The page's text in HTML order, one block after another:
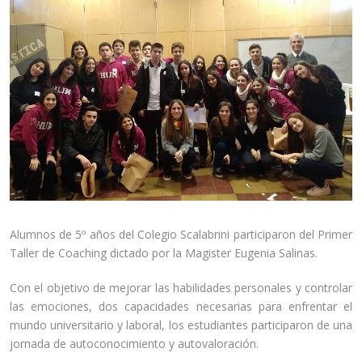
Alumnos de 5º años del Colegio Scalabrini participaron del Primer
Taller de Coaching dictado por la Magister Eugenia Salinas.
Con el objetivo de mejorar las habilidades personales y controlar
las emociones, dos capacidades necesarias para enfrentar el
mundo universitario y laboral, los estudiantes participaron de una
jornada de autoconocimiento y autovaloración.